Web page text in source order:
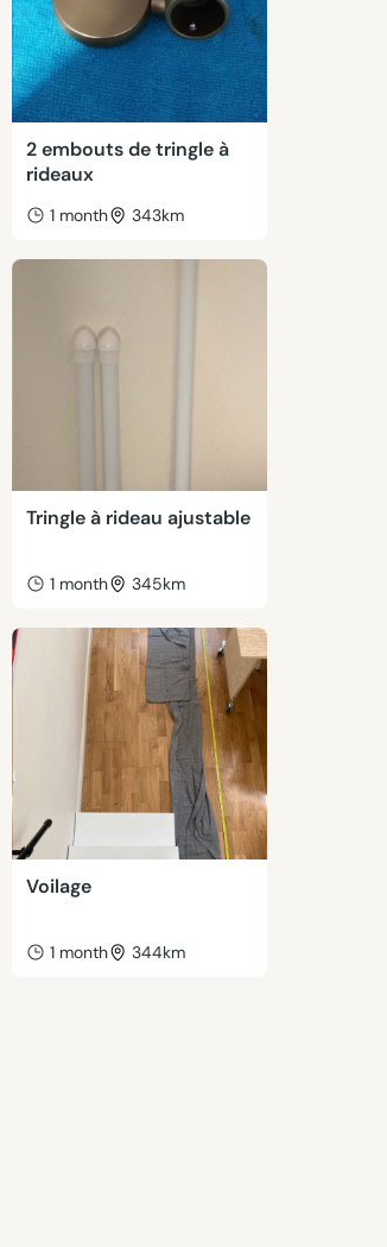
2 embouts de tringle à
rideaux
1 month 343km
Tringle à rideau ajustable
1 month 345km
Voilage
1 month 344km